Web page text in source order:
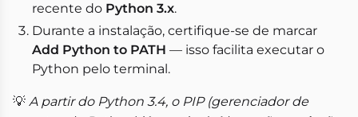
recente do Python 3.x.
Durante a instalação, certifique-se de marcar
Add Python to PATH — isso facilita executar o
Python pelo terminal.
💡 A partir do Python 3.4, o PIP (gerenciador de